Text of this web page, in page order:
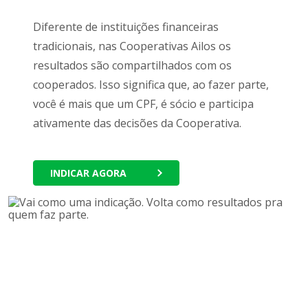
Diferente de instituições financeiras
tradicionais, nas Cooperativas Ailos os
resultados são compartilhados com os
cooperados. Isso significa que, ao fazer parte,
você é mais que um CPF, é sócio e participa
ativamente das decisões da Cooperativa.
INDICAR AGORA